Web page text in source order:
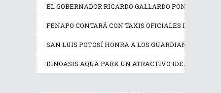
EL GOBERNADOR RICARDO GALLARDO PONE EN
FENAPO CONTARÁ CON TAXIS OFICIALES
SAN LUIS POTOSÍ HONRA A LOS GUARDIANES DE SU
DINOASIS AQUA PARK UN ATRACTIVO IDEAL EN